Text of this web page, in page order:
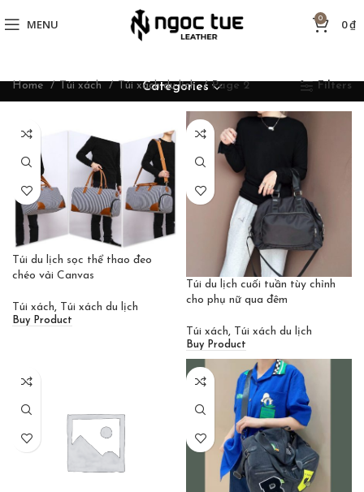
MENU 0 0₫
Categories
Home Túi xách Túi xách du lịch Page 2 Filters
Túi du lịch sọc thể thao đeo
chéo vải Canvas
Túi xách, Túi xách du lịch
Buy Product
Túi du lịch cuối tuần tùy chỉnh
cho phụ nữ qua đêm
Túi xách, Túi xách du lịch
Buy Product